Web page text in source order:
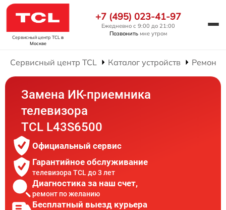
Сервисный центр TCL в
Москве
+7 (495) 023-41-97
Ежедневно с 9:00 до 21:00
Позвонить мне утром
Сервисный центр TCL Каталог устройств Ремонт
Замена ИК-приемника
телевизора
TCL L43S6500
Официальный сервис
Гарантийное обслуживание
телевизора TCL до 3 лет
Диагностика за наш счет,
ремонт по желанию
Бесплатный выезд курьера